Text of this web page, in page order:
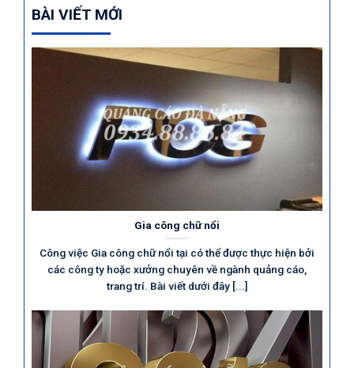
BÀI VIẾT MỚI
Gia công chữ nổi
Công việc Gia công chữ nổi tại có thể được thực hiện bởi
các công ty hoặc xưởng chuyên về ngành quảng cáo,
trang trí. Bài viết dưới đây [...]